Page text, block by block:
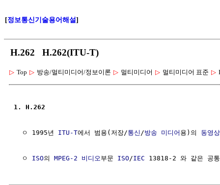
[정보통신기술용어해설]
H.262 H.262(ITU-T)
▷ Top ▷ 방송/멀티미디어/정보이론 ▷ 멀티미디어 ▷ 멀티미디어 표준 ▷
1. H.262
  ㅇ 1995년
ITU-T에서 범용(저장/통신 /방송 미디어 용)의 동영
  ㅇ
ISO의 MPEG-2 비디오 부문 ISO /IEC